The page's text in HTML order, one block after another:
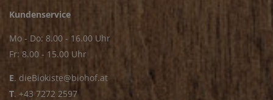
Kundenservice
Mo - Do: 8.00 - 16.00 Uhr
Fr: 8.00 - 15.00 Uhr
E. dieBiokiste@biohof.at
T. +43 7272 2597